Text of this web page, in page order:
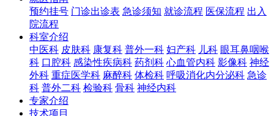
预约挂号 门诊出诊表 急诊须知 就诊流程 医保流程 出入
院流程
科室介绍
中医科 皮肤科 康复科 普外一科 妇产科 儿科 眼耳鼻咽喉
科 口腔科 感染性疾病科 药剂科 心血管内科 影像科 神经
外科 重症医学科 麻醉科 体检科 呼吸消化内分泌科 急诊
科 普外二科 检验科 骨科 神经内科
专家介绍
技术项目